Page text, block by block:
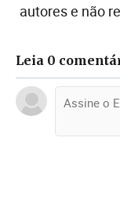
autores e não
Leia 0